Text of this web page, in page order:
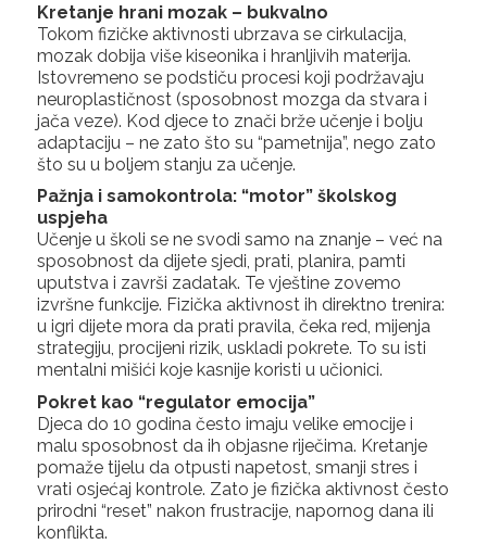
Kretanje hrani mozak – bukvalno
Tokom fizičke aktivnosti ubrzava se cirkulacija,
mozak dobija više kiseonika i hranljivih materija.
Istovremeno se podstiču procesi koji podržavaju
neuroplastičnost (sposobnost mozga da stvara i
jača veze). Kod djece to znači brže učenje i bolju
adaptaciju – ne zato što su “pametnija”, nego zato
što su u boljem stanju za učenje.
Pažnja i samokontrola: “motor” školskog
uspjeha
Učenje u školi se ne svodi samo na znanje – već na
sposobnost da dijete sjedi, prati, planira, pamti
uputstva i završi zadatak. Te vještine zovemo
izvršne funkcije. Fizička aktivnost ih direktno trenira:
u igri dijete mora da prati pravila, čeka red, mijenja
strategiju, procijeni rizik, uskladi pokrete. To su isti
mentalni mišići koje kasnije koristi u učionici.
Pokret kao “regulator emocija”
Djeca do 10 godina često imaju velike emocije i
malu sposobnost da ih objasne riječima. Kretanje
pomaže tijelu da otpusti napetost, smanji stres i
vrati osjećaj kontrole. Zato je fizička aktivnost često
prirodni “reset” nakon frustracije, napornog dana ili
konflikta.